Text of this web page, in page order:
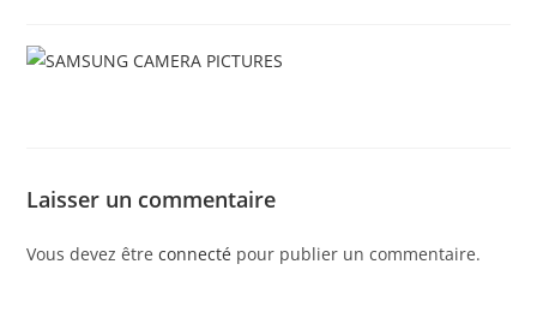
Laisser un commentaire
Vous devez êtreconnecté pour publier un commentaire.